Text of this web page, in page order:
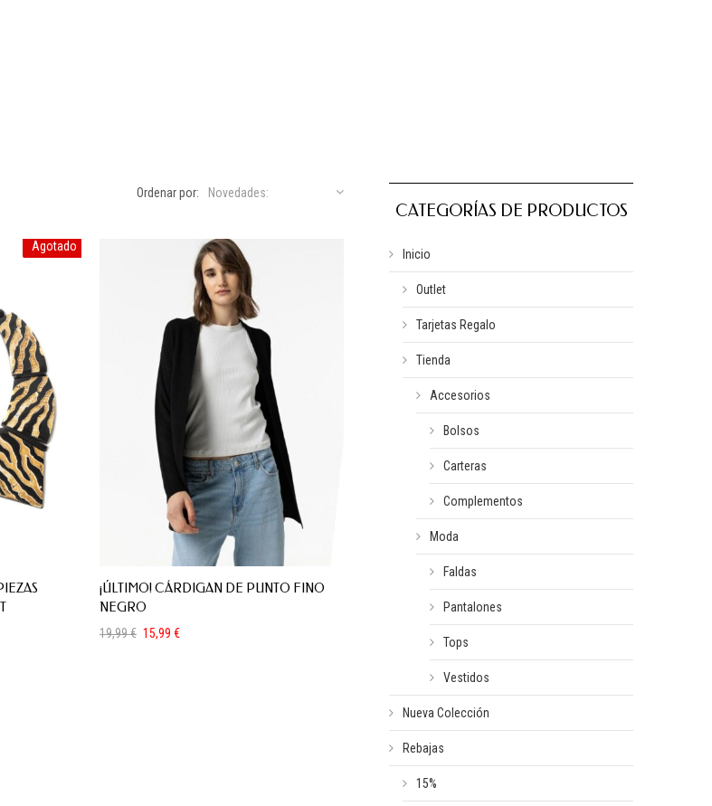
Ordenar por: Novedades:
Agotado
¡ÚLTIMO! CÁRDIGAN DE PUNTO FINO
NEGRO
19,99€ 15,99 €
CATEGORÍAS DE PRODUCTOS
Inicio
Outlet
Tarjetas Regalo
Tienda
Accesorios
Bolsos
Carteras
Complementos
Moda
Faldas
Pantalones
Tops
Vestidos
Nueva Colección
Rebajas
15%